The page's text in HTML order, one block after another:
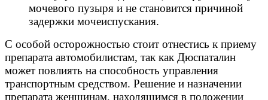
мочевого пузыря и не становится причиной
задержки мочеиспускания.
С особой осторожностью стоит отнестись к приему
препарата автомобилистам, так как Дюспаталин
может повлиять на способность управления
транспортным средством. Решение и назначении
препарата женщинам, находящимся в положении